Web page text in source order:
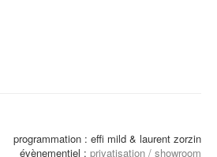
programmation : effi mild & laurent zorzin
évènementiel : privatisation / showroom